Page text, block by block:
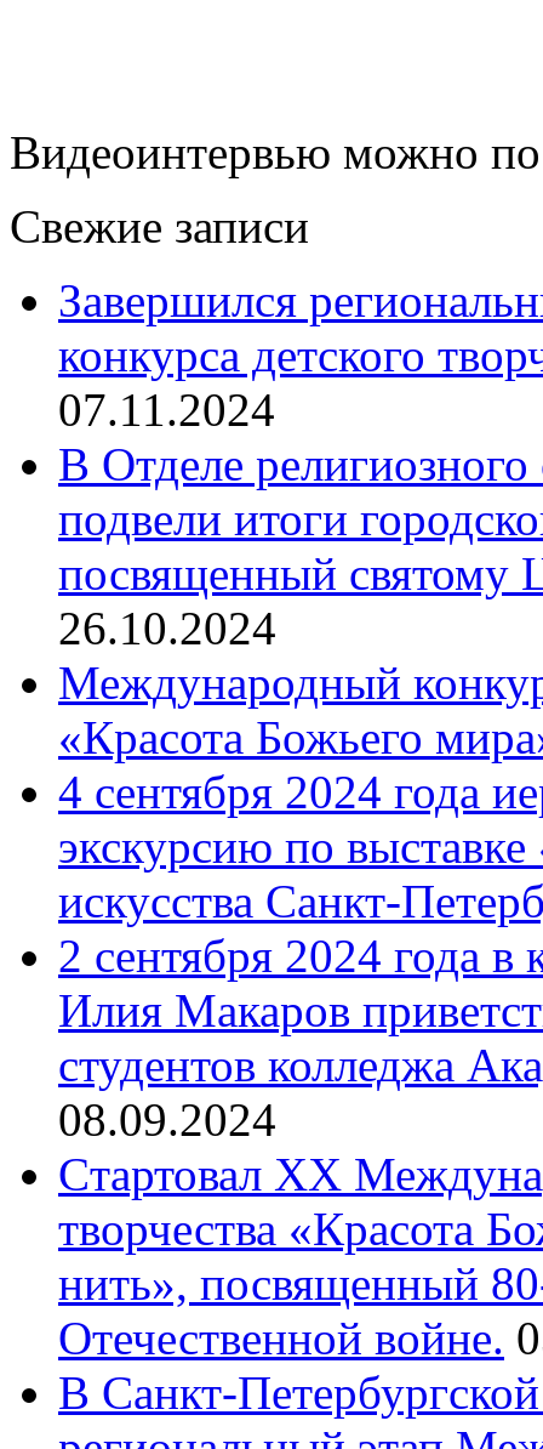
Видеоинтервью можно
Свежие записи
Завершился
конкурса детского
07.11.2024
В Отделе религиозного
подвели итоги
посвященный святому
26.10.2024
Международный
«Красота Божьего
4 сентября 2024 года
экскурсию по
искусства Санкт-
2 сентября 2024 года
Илия Макаров
студентов колледжа
08.09.2024
Cтартовал XX
творчества «Красота
нить», посвященный
Отечественной войне.
В Санкт-